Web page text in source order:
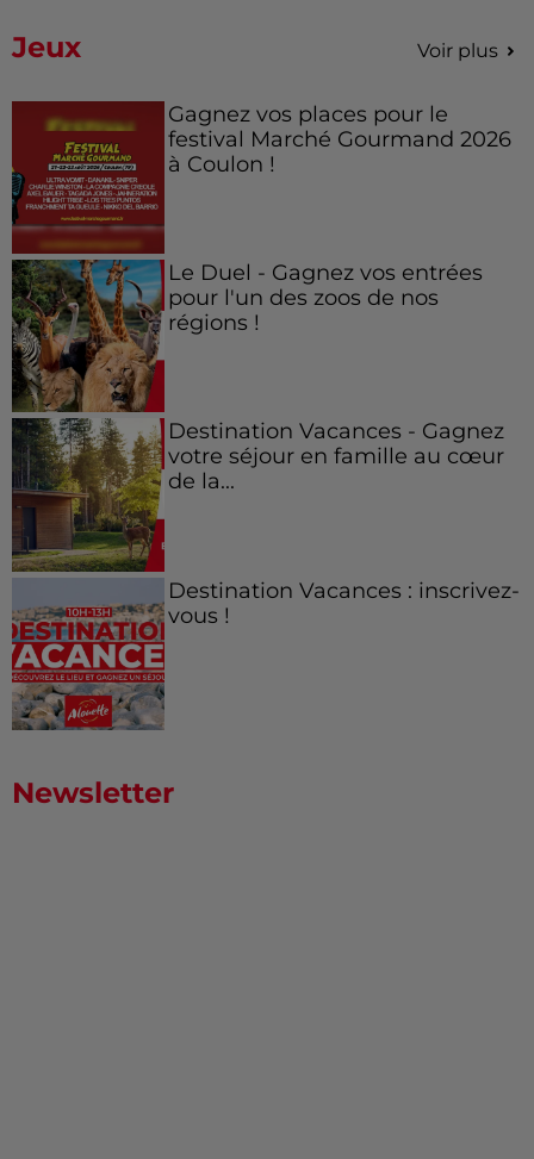
Jeux Voir plus
Gagnez vos places pour le
festival Marché Gourmand 2026
à Coulon !
Le Duel - Gagnez vos entrées
pour l'un des zoos de nos
régions !
Destination Vacances - Gagnez
votre séjour en famille au cœur
de la...
Destination Vacances : inscrivez-
vous !
Newsletter